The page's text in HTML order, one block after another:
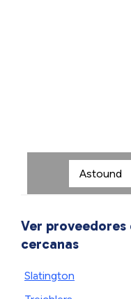
Ver
cercanas
Slatington